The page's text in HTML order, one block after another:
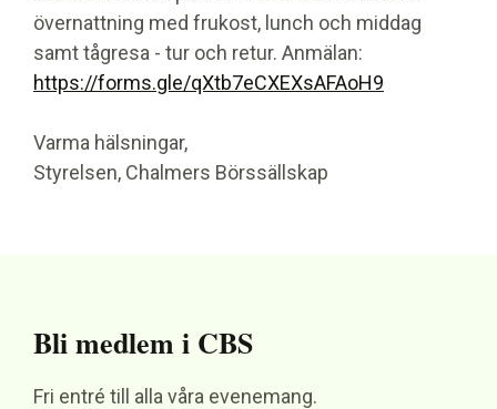
övernattning med frukost, lunch och middag
samt tågresa - tur och retur. Anmälan:
https://forms.gle/qXtb7eCXEXsAFAoH9
Varma hälsningar,
Styrelsen, Chalmers Börssällskap
Bli medlem i CBS
Fri entré till alla våra evenemang.